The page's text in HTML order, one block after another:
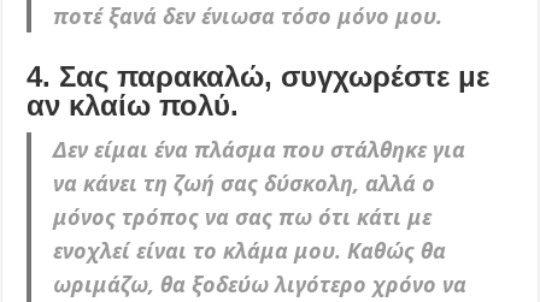
ποτέ ξανά δεν ένιωσα τόσο μόνο μου.
4. Σας παρακαλώ, συγχωρέστε με
αν κλαίω πολύ.
Δεν είμαι ένα πλάσμα που στάλθηκε για
να κάνει τη ζωή σας δύσκολη, αλλά ο
μόνος τρόπος να σας πω ότι κάτι με
ενοχλεί είναι το κλάμα μου. Καθώς θα
ωριμάζω, θα ξοδεύω λιγότερο χρόνο να